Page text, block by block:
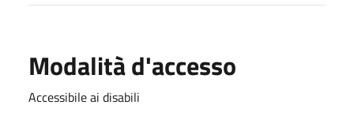
Modalità d'accesso
Accessibile ai disabili